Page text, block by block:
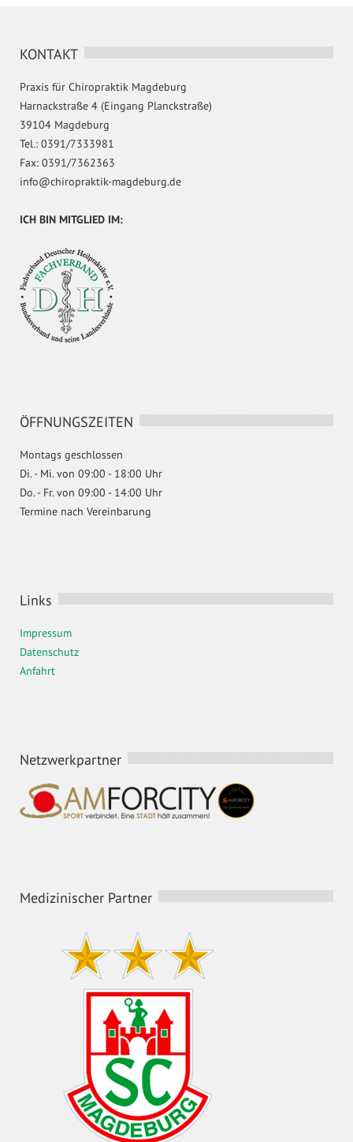
KONTAKT
Praxis für Chiropraktik Magdeburg
Harnackstraße 4 (Eingang Planckstraße)
39104 Magdeburg
Tel.: 0391/7333981
Fax: 0391/7362363
info@chiropraktik-magdeburg.de
ICH BIN MITGLIED IM:
ÖFFNUNGSZEITEN
Montags geschlossen
Di. - Mi. von 09:00 - 18:00 Uhr
Do. - Fr. von 09:00 - 14:00 Uhr
Termine nach Vereinbarung
Links
Impressum
Datenschutz
Anfahrt
Netzwerkpartner
Medizinischer Partner